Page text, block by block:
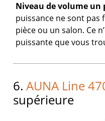
Niveau de volume un
puissance ne sont
pièce ou un salon. Ce
puissante que vous
6.AUNA Line
supérieure